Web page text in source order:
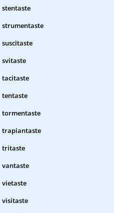
stentaste
strumentaste
suscitaste
svitaste
tacitaste
tentaste
tormentaste
trapiantaste
tritaste
vantaste
vietaste
visitaste